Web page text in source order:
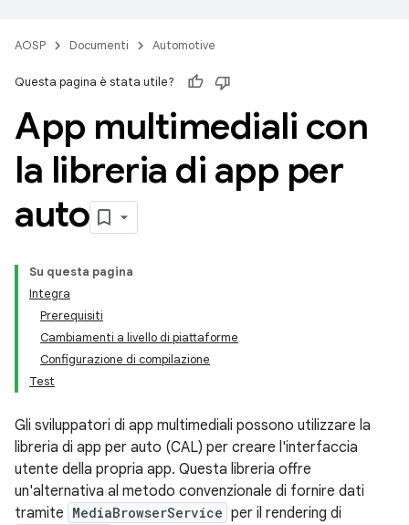
AOSP Documenti Automotive
Questa pagina è stata utile?
App multimediali con
la libreria di app per
auto
Su questa pagina
Integra
Prerequisiti
Cambiamenti a livello di piattaforme
Configurazione di compilazione
Test
Gli sviluppatori di app multimediali possono utilizzare la
libreria di app per auto (CAL) per creare l'interfaccia
utente della propria app. Questa libreria offre
un'alternativa al metodo convenzionale di fornire dati
tramite MediaBrowserService per il rendering di